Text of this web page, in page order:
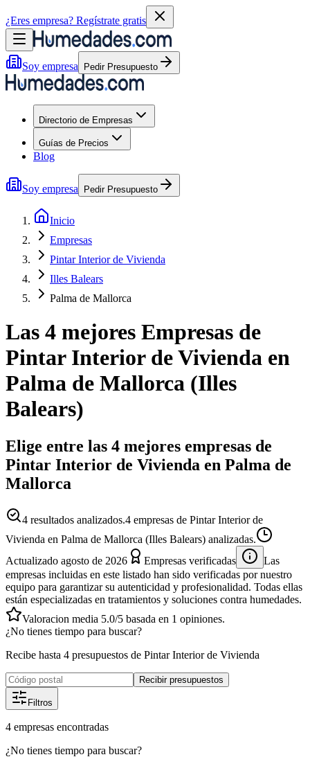
¿Eres empresa? Regístrate gratis
Soy empresa Pedir Presupuesto
Directorio de Empresas
Guías de Precios
Blog
Soy empresa Pedir Presupuesto
Inicio
Empresas
Pintar Interior de Vivienda
Illes Balears
Palma de Mallorca
Las 4 mejores Empresas de
Pintar Interior de Vivienda en
Palma de Mallorca (Illes
Balears)
Elige entre las 4 mejores empresas de
Pintar Interior de Vivienda en Palma de
Mallorca
4 resultados analizados.4 empresas de Pintar Interior de
Vivienda en Palma de Mallorca (Illes Balears) analizadas.
Actualizado agosto de 2026 Empresas verificadas
Las
empresas incluidas en este listado han sido verificadas por nuestro
equipo para garantizar su autenticidad y profesionalidad. Todas ellas
están especializadas en tratamientos y soluciones contra humedades.
Valoracion media 5.0/5 basada en 1 opiniones.
¿No tienes tiempo para buscar?
Recibe hasta 4 presupuestos de Pintar Interior de Vivienda
Recibir presupuestos
Filtros
4 empresas encontradas
¿No tienes tiempo para buscar?